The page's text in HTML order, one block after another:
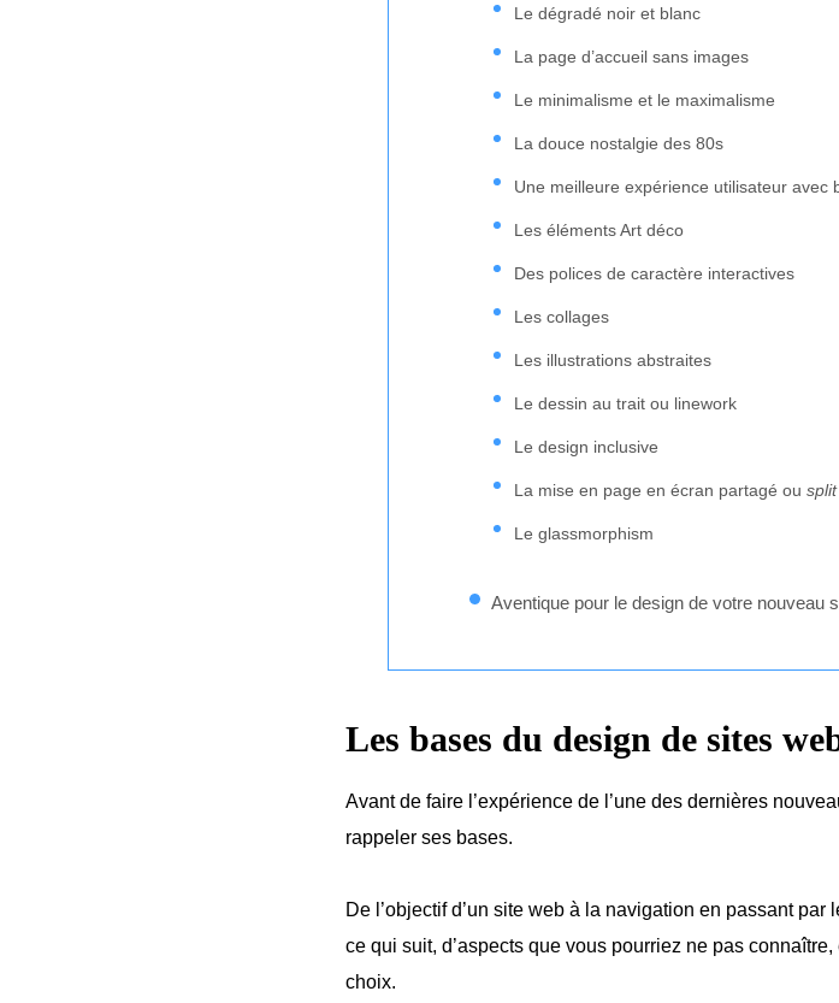
Le dégradé noir et blanc
La page d’accueil sans images
Le minimalisme et le maximalisme
La douce nostalgie des 80s
Une meilleure expérience utilisateur avec
Les éléments Art déco
Des polices de caractère interactives
Les collages
Les illustrations abstraites
Le dessin au trait ou linework
Le design inclusive
La mise en page en écran partagé ou
Le glassmorphism
Aventique pour le design de votre nouveau
Les bases du design de sites
Avant de faire l’expérience de l’une des dernières
rappeler ses bases.
De l’objectif d’un site web à la navigation en passant
ce qui suit, d’aspects que vous pourriez ne pas
choix.